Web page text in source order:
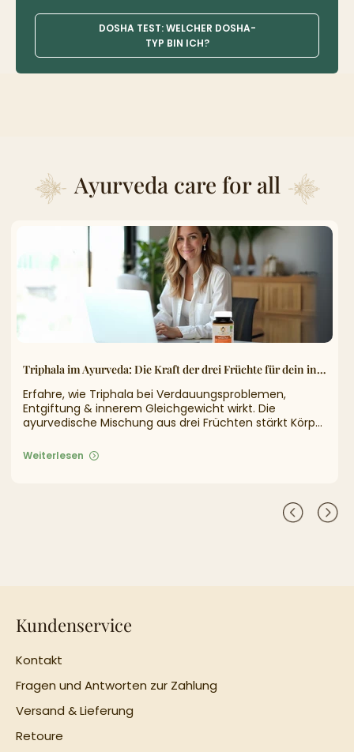
DOSHA TEST: WELCHER DOSHA-
TYP BIN ICH?
Ayurveda care for all
Triphala im Ayurveda: Die Kraft der drei Früchte für dein inneres Gleichgewicht
Erfahre, wie Triphala bei Verdauungsproblemen,
Entgiftung & innerem Gleichgewicht wirkt. Die
ayurvedische Mischung aus drei Früchten stärkt Körper
Weiterlesen
Kundenservice
Kontakt
Fragen und Antworten zur Zahlung
Versand & Lieferung
Retoure